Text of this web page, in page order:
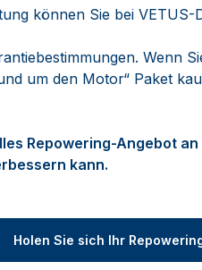
können Sie bei
Wenn
um den Motor“ Paket
Repowering-Angebot
kann.
Holen Sie sich Ihr